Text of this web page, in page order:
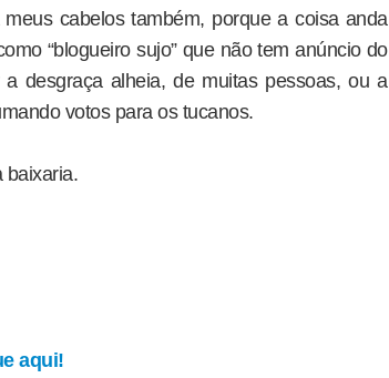
cabelos também, porque a coisa anda
“blogueiro sujo” que não tem anúncio do
desgraça alheia, de muitas pessoas, ou a
votos para os tucanos.
baixaria.
aqui!